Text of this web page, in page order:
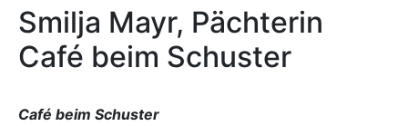
Smilja Mayr, Pächterin
Café beim Schuster
Café beim Schuster